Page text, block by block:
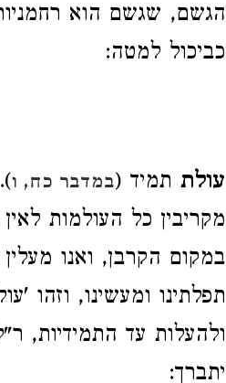
הגשם, שגשם הוא
כביכול למטה:
עולת תמיד (במדבר כח, ו
מקריבין כל העולמות
במקום הקרבן, ואנו
תפלתינו ומעשינו, וזהו
ולהעלות עד התמידיות,
יתברך: